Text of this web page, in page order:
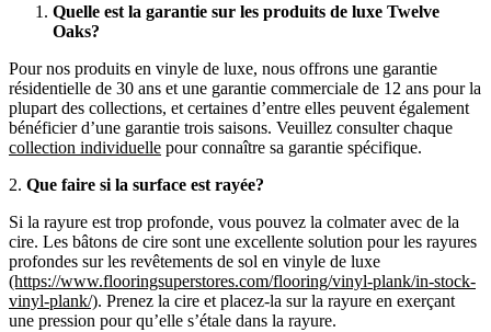
Quelle est la garantie sur les produits de luxe Twelve
Oaks?
Pour nos produits en vinyle de luxe, nous offrons une garantie
résidentielle de 30 ans et une garantie commerciale de 12 ans pour la
plupart des collections, et certaines d’entre elles peuvent également
bénéficier d’une garantie trois saisons. Veuillez consulter chaque
collection individuelle pour connaître sa garantie spécifique.
2. Que faire si la surface est rayée?
Si la rayure est trop profonde, vous pouvez la colmater avec de la
cire. Les bâtons de cire sont une excellente solution pour les rayures
profondes sur les revêtements de sol en vinyle de luxe
(https://www.flooringsuperstores.com/flooring/vinyl-plank/in-stock-
vinyl-plank/). Prenez la cire et placez-la sur la rayure en exerçant
une pression pour qu’elle s’étale dans la rayure.